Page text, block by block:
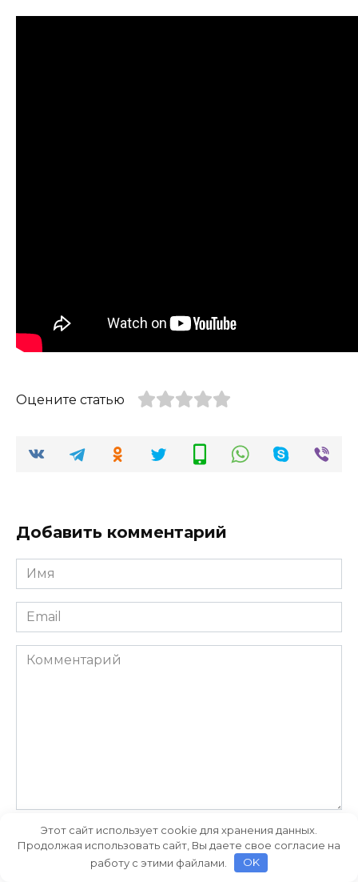
Оцените статью
Добавить комментарий
Имя
*
Email
*
Комментарий
Сохранить моё имя, email и адрес сайта в этом
браузере для последующих моих комментариев.
Этот сайт использует cookie для хранения данных.
Продолжая использовать сайт, Вы даете свое согласие на
работу с этими файлами.
OK